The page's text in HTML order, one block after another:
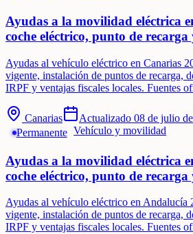
Ayudas a la movilidad eléctrica
coche eléctrico, punto de recarga
Ayudas al vehículo eléctrico en Canarias
vigente, instalación de puntos de recarga,
IRPF y ventajas fiscales locales. Fuentes
Canarias Actualizado 08 de julio
Permanente Vehículo y movilidad
Ayudas a la movilidad eléctrica
coche eléctrico, punto de recarga
Ayudas al vehículo eléctrico en Andalucía
vigente, instalación de puntos de recarga,
IRPF y ventajas fiscales locales. Fuentes